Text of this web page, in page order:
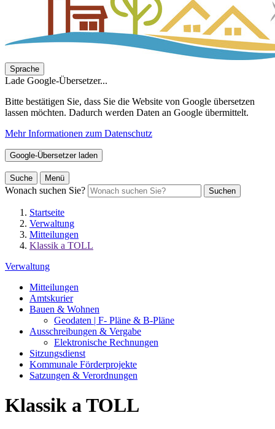
Sprache
Lade Google-Übersetzer...
Bitte bestätigen Sie, dass Sie die Website von Google übersetzen
lassen möchten. Dadurch werden Daten an Google übermittelt.
Mehr Informationen zum Datenschutz
Google-Übersetzer laden
Suche Menü
Wonach suchen Sie? Suchen
Startseite
Verwaltung
Mitteilungen
Klassik a TOLL
Verwaltung
Mitteilungen
Amtskurier
Bauen & Wohnen
Geodaten | F- Pläne & B-Pläne
Ausschreibungen & Vergabe
Elektronische Rechnungen
Sitzungsdienst
Kommunale Förderprojekte
Satzungen & Verordnungen
Klassik a TOLL